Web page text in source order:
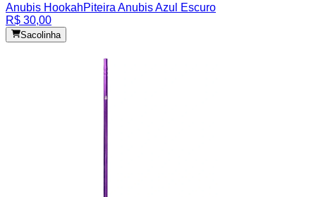
Anubis HookahPiteira Anubis Azul Escuro
R$ 30,00
Sacolinha